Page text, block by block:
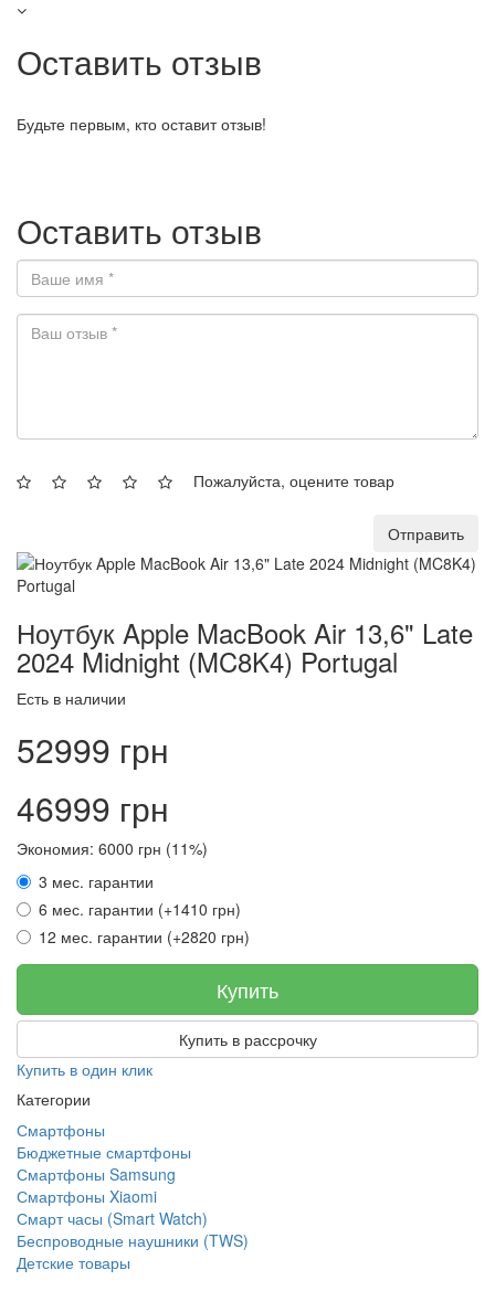
Оставить отзыв
Будьте первым, кто оставит отзыв!
Оставить отзыв
Пожалуйста, оцените товар
Отправить
Ноутбук Apple MacBook Air 13,6" Late
2024 Midnight (MC8K4) Portugal
Есть в наличии
52999 грн
46999 грн
Экономия: 6000 грн (11%)
3 мес. гарантии
6 мес. гарантии (+1410 грн)
12 мес. гарантии (+2820 грн)
Купить
Купить в рассрочку
Купить в один клик
Категории
Смартфоны
Бюджетные смартфоны
Смартфоны Samsung
Смартфоны Xiaomi
Смарт часы (Smart Watch)
Беспроводные наушники (TWS)
Детские товары